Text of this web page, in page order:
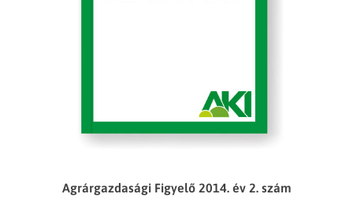
Agrárgazdasági Figyelő 2014. év 2. szám